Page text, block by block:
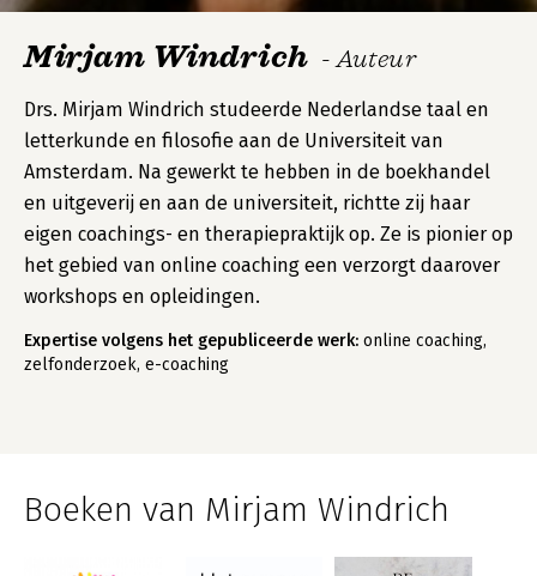
Mirjam Windrich - Auteur
Drs. Mirjam Windrich studeerde Nederlandse taal en
letterkunde en filosofie aan de Universiteit van
Amsterdam. Na gewerkt te hebben in de boekhandel
en uitgeverij en aan de universiteit, richtte zij haar
eigen coachings- en therapiepraktijk op. Ze is pionier op
het gebied van online coaching een verzorgt daarover
workshops en opleidingen.
Expertise volgens het gepubliceerde werk: online coaching,
zelfonderzoek, e-coaching
Boeken van Mirjam Windrich